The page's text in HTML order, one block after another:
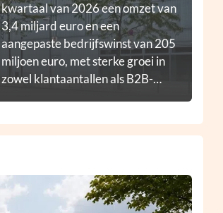
kwartaal van 2026 een omzet van
3,4 miljard euro en een
aangepaste bedrijfswinst van 205
miljoen euro, met sterke groei in
zowel klantaantallen als B2B-